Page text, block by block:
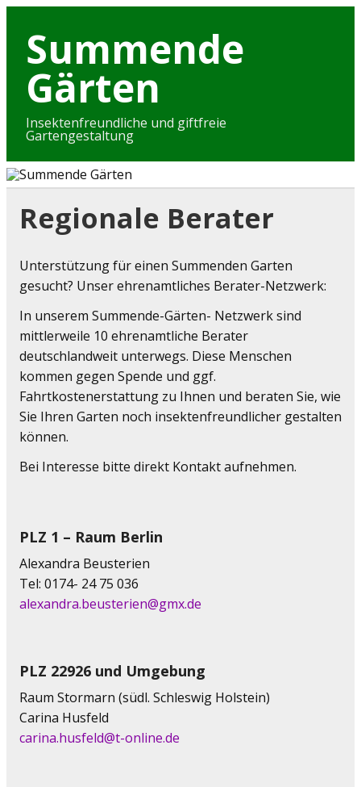
Skip
contentSummende
Gärten
Insektenfreundliche und giftfreie
Gartengestaltung
Regionale Berater
Unterstützung für einen Summenden Garten
gesucht? Unser ehrenamtliches Berater-Netzwerk:
In unserem Summende-Gärten- Netzwerk sind
mittlerweile 10 ehrenamtliche Berater
deutschlandweit unterwegs. Diese Menschen
kommen gegen Spende und ggf.
Fahrtkostenerstattung zu Ihnen und beraten Sie, wie
Sie Ihren Garten noch insektenfreundlicher gestalten
können.
Bei Interesse bitte direkt Kontakt aufnehmen.
PLZ 1 – Raum Berlin
Alexandra Beusterien
Tel: 0174- 24 75 036
alexandra.beusterien@gmx.de
PLZ 22926 und Umgebung
Raum Stormarn (südl. Schleswig Holstein)
Carina Husfeld
carina.husfeld@t-online.de